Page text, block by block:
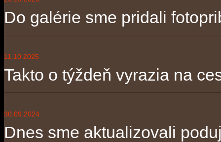
Do galérie sme pridali
11.10.2025
Takto o týždeň vyrazia na
30.09.2024
Dnes sme aktualizovali